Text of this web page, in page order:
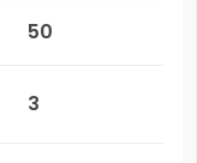
50
3